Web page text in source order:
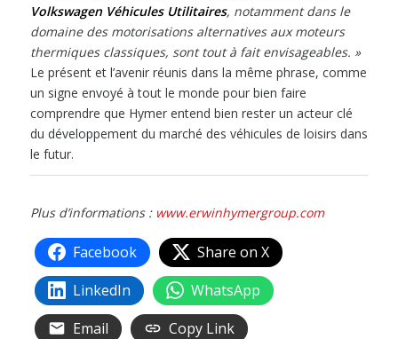
Volkswagen Véhicules Utilitaires, notamment dans le
domaine des motorisations alternatives aux moteurs
thermiques classiques, sont tout à fait envisageables. »
Le présent et l’avenir réunis dans la même phrase, comme
un signe envoyé à tout le monde pour bien faire
comprendre que Hymer entend bien rester un acteur clé
du développement du marché des véhicules de loisirs dans
le futur.
Plus d’informations : www.erwinhymergroup.com
Facebook
Share on X
LinkedIn
WhatsApp
Email
Copy Link